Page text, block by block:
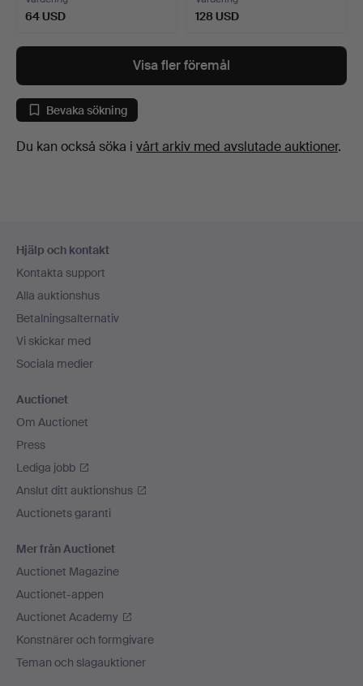
64 USD 128 USD
Visa fler föremål
Bevaka sökning
Du kan också söka i vårt arkiv med avslutade auktioner.
Hjälp och kontakt
Kontakta support
Alla auktionshus
Betalningsalternativ
Vi skickar med
Sociala medier
Auctionet
Om Auctionet
Press
Lediga jobb
Anslut ditt auktionshus
Auctionets garanti
Mer från Auctionet
Auctionet Magazine
Auctionet-appen
Auctionet Academy
Konstnärer och formgivare
Teman och slagauktioner